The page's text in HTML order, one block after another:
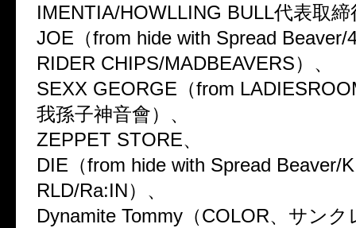
IMENTIA/HOWLLING BULL代表取締
JOE（from hide with Spread Beaver/
RIDER CHIPS/MADBEAVERS）、
SEXX GEORGE（from
我孫子神音會）、
ZEPPET STORE、
DIE（from hide with Spread Beaver/
RLD/Ra:IN）、
Dynamite Tommy（COLOR、サン